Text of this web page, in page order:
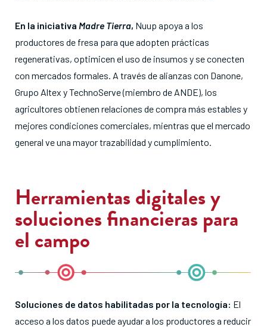
En la iniciativa Madre Tierra, Nuup apoya a los
productores de fresa para que adopten prácticas
regenerativas, optimicen el uso de insumos y se conecten
con mercados formales . A través de alianzas con Danone,
Grupo Altex y TechnoServe (miembro de ANDE), los
agricultores obtienen relaciones de compra más estables y
mejores condiciones comerciales, mientras que el mercado
general ve una mayor trazabilidad y cumplimiento
Herramientas digitales y
soluciones financieras para
el campo
Soluciones de datos habilitadas por la tecnología: El
acceso a los datos puede ayudar a los productores a reducir